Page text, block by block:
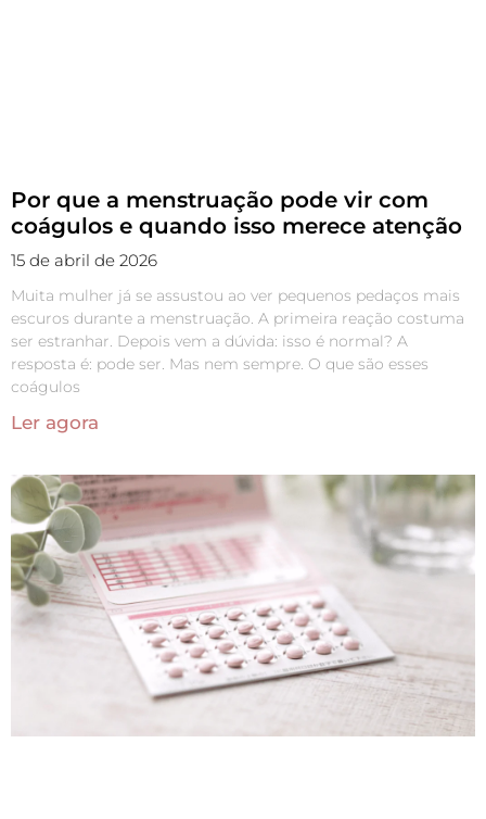
Por que a menstruação pode vir com
coágulos e quando isso merece atenção
15 de abril de 2026
Muita mulher já se assustou ao ver pequenos pedaços mais
escuros durante a menstruação. A primeira reação costuma
ser estranhar. Depois vem a dúvida: isso é normal? A
resposta é: pode ser. Mas nem sempre. O que são esses
coágulos
Ler agora